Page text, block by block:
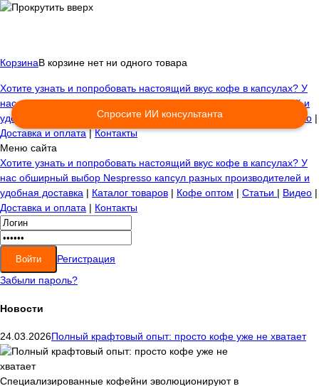
КорзинаВ корзине нет ни одного товара
Хотите узнать и попробовать настоящий вкус кофе в капсулах? У
нас обширный выбор Nespresso капсул разных производителей и
удобная доставка
Каталог товаров|Кофе оптом Видео |
Доставка и оплата|Контакты
Меню сайта
Хотите узнать и попробовать настоящий вкус кофе в капсулах? У
нас обширный выбор Nespresso капсул разных производителей и
удобная доставка | Каталог товаров | Кофе оптом | Статьи | Видео |
Доставка и оплата | Контакты
Регистрация
Забыли пароль?
Новости
24.03.2026Полный крафтовый опыт: просто кофе уже не хватает
Специализированные кофейни эволюционируют в
Спросите ИИ консультанта